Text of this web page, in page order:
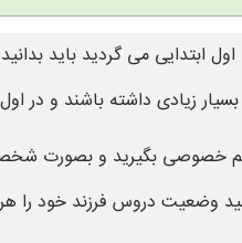
ابتدایی می گردید باید
زیادی داشته باشند و در
خصوصی بگیرید و بصورت
وضعیت دروس فرزند خود را هر